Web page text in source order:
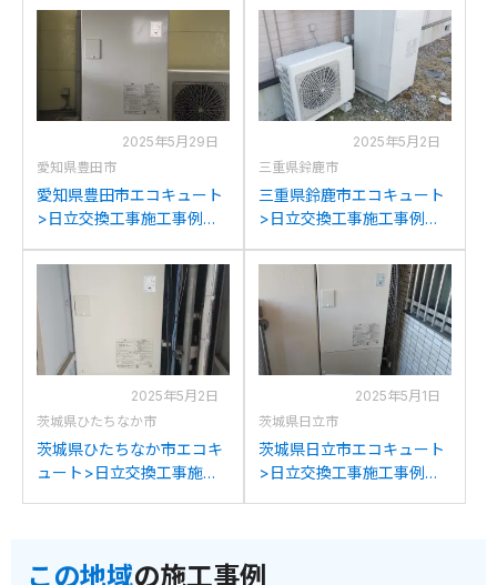
らBHP-FN37WUへの交換
ら日立BHP-FN37WUへの
交換
2025年5月29日
愛知県豊田市
愛知県豊田市エコキュート
>日立交換工事施工事例：
ら日立BHP-FN37WUへの
2025年5月2日
三重県鈴鹿市
三重県鈴鹿市エコキュート
>日立交換工事施工事例：
から日立BHP-FN37WUへ
2025年5月2日
茨城県ひたちなか市
茨城県ひたちなか市エコキ
ュート>日立交換工事施工
2025年5月1日
茨城県日立市
茨城県日立市エコキュート
>日立交換工事施工事例：
この地域の施工事例